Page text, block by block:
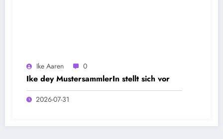
Ike Aaren 0
Ike dey MustersammlerIn stellt sich vor
2026-07-31